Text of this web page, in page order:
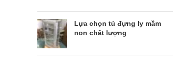
Lựa chọn tủ đựng ly mầm
non chất lượng